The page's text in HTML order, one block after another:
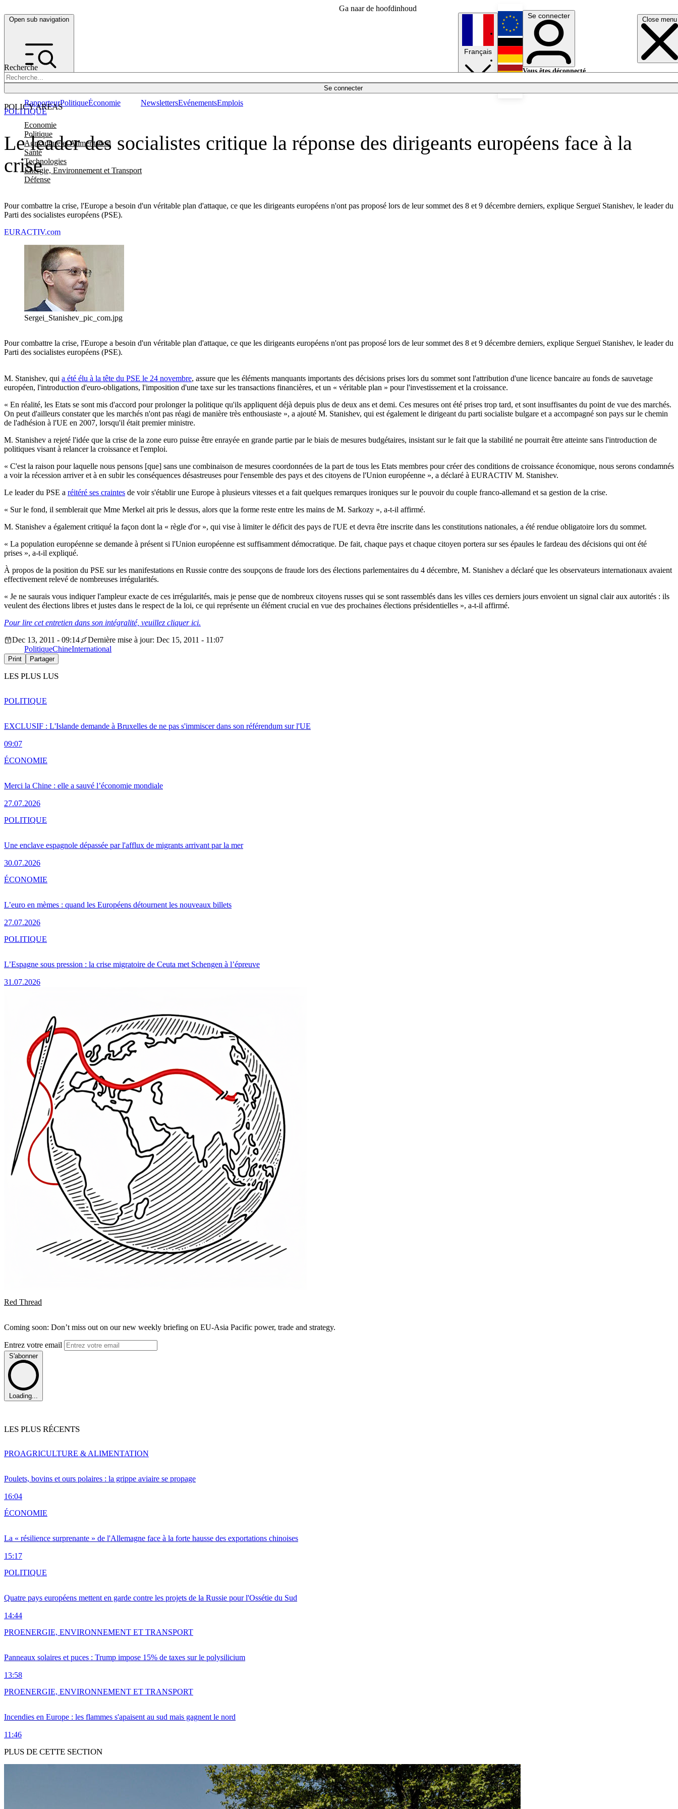
Ga naar de hoofdinhoud
Open sub navigation Close menu
Recherche
Se connecter
POLICY AREAS
Economie
Politique
Agriculture et Alimentation
Santé
Technologies
Energie, Environnement et Transport
Défense
RapporteurPolitiqueÉconomie NewslettersEvénementsEmplois
Français
English
Deutsch
Se connecter
Vous êtes déconnecté.
Le leader des socialistes critique la réponse des dirigeants européens face à la
crise
Pour combattre la crise, l'Europe a besoin d'un véritable plan d'attaque, ce que les dirigeants européens n'ont pas proposé lors de leur sommet des 8 et 9 décembre derniers, explique Sergueï Stanishev, le leader du
Parti des socialistes européens (PSE).
POLITIQUE
EURACTIV.com
Sergei_Stanishev_pic_com.jpg
Pour combattre la crise, l'Europe a besoin d'un véritable plan d'attaque, ce que les dirigeants européens n'ont pas proposé lors de leur sommet des 8 et 9 décembre derniers, explique Sergueï Stanishev, le leader du
Parti des socialistes européens (PSE).
M. Stanishev, qui a été élu à la tête du PSE le 24 novembre, assure que les éléments manquants importants des décisions prises lors du sommet sont l'attribution d'une licence bancaire au fonds de sauvetage
européen, l'introduction d'euro-obligations, l'imposition d'une taxe sur les transactions financières, et un « véritable plan » pour l'investissement et la croissance.
« En réalité, les Etats se sont mis d'accord pour prolonger la politique qu'ils appliquent déjà depuis plus de deux ans et demi. Ces mesures ont été prises trop tard, et sont insuffisantes du point de vue des marchés.
On peut d'ailleurs constater que les marchés n'ont pas réagi de manière très enthousiaste », a ajouté M. Stanishev, qui est également le dirigeant du parti socialiste bulgare et a accompagné son pays sur le chemin
de l'adhésion à l'UE en 2007, lorsqu'il était premier ministre.
M. Stanishev a rejeté l'idée que la crise de la zone euro puisse être enrayée en grande partie par le biais de mesures budgétaires, insistant sur le fait que la stabilité ne pourrait être atteinte sans l'introduction de
politiques visant à relancer la croissance et l'emploi.
« C'est la raison pour laquelle nous pensons [que] sans une combinaison de mesures coordonnées de la part de tous les Etats membres pour créer des conditions de croissance économique, nous serons condamnés
a voir la récession arriver et à en subir les conséquences désastreuses pour l'ensemble des pays et des citoyens de l'Union européenne », a déclaré à EURACTIV M. Stanishev.
Le leader du PSE a réitéré ses craintes de voir s'établir une Europe à plusieurs vitesses et a fait quelques remarques ironiques sur le pouvoir du couple franco-allemand et sa gestion de la crise.
« Sur le fond, il semblerait que Mme Merkel ait pris le dessus, alors que la forme reste entre les mains de M. Sarkozy », a-t-il affirmé.
M. Stanishev a également critiqué la façon dont la « règle d'or », qui vise à limiter le déficit des pays de l'UE et devra être inscrite dans les constitutions nationales, a été rendue obligatoire lors du sommet.
« La population européenne se demande à présent si l'Union européenne est suffisamment démocratique. De fait, chaque pays et chaque citoyen portera sur ses épaules le fardeau des décisions qui ont été
prises », a-t-il expliqué.
À propos de la position du PSE sur les manifestations en Russie contre des soupçons de fraude lors des élections parlementaires du 4 décembre, M. Stanishev a déclaré que les observateurs internationaux avaient
effectivement relevé de nombreuses irrégularités.
« Je ne saurais vous indiquer l'ampleur exacte de ces irrégularités, mais je pense que de nombreux citoyens russes qui se sont rassemblés dans les villes ces derniers jours envoient un signal clair aux autorités : ils
veulent des élections libres et justes dans le respect de la loi, ce qui représente un élément crucial en vue des prochaines élections présidentielles », a-t-il affirmé.
Pour lire cet entretien dans son intégralité, veuillez cliquer ici.
Dec 13, 2011 - 09:14
Dernière mise à jour: Dec 15, 2011 - 11:07
PolitiqueChineInternational
Print Partager
LES PLUS LUS
EXCLUSIF : L'Islande demande à Bruxelles de ne pas s'immiscer dans son référendum sur l'UE
09:07
POLITIQUE
Merci la Chine : elle a sauvé l’économie mondiale
27.07.2026
ÉCONOMIE
Une enclave espagnole dépassée par l'afflux de migrants arrivant par la mer
30.07.2026
POLITIQUE
L’euro en mèmes : quand les Européens détournent les nouveaux billets
27.07.2026
ÉCONOMIE
L’Espagne sous pression : la crise migratoire de Ceuta met Schengen à l’épreuve
31.07.2026
POLITIQUE
Red Thread
Coming soon: Don’t miss out on our new weekly briefing on EU-Asia Pacific power, trade and strategy.
Entrez votre email
S'abonner
Loading...
LES PLUS RÉCENTS
Poulets, bovins et ours polaires : la grippe aviaire se propage
16:04
PROAGRICULTURE & ALIMENTATION
La « résilience surprenante » de l'Allemagne face à la forte hausse des exportations chinoises
15:17
ÉCONOMIE
Quatre pays européens mettent en garde contre les projets de la Russie pour l'Ossétie du Sud
14:44
POLITIQUE
Panneaux solaires et puces : Trump impose 15% de taxes sur le polysilicium
13:58
PROENERGIE, ENVIRONNEMENT ET TRANSPORT
Incendies en Europe : les flammes s'apaisent au sud mais gagnent le nord
11:46
PROENERGIE, ENVIRONNEMENT ET TRANSPORT
PLUS DE CETTE SECTION